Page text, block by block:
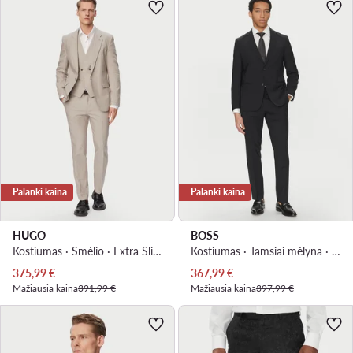
Palanki kaina
HUGO
Kostiumas · Smėlio · Extra Slim Fit
Dabartinė kaina
375,99€
Mažiausia kaina391,99 €
Palanki kaina
BOSS
Kostiumas · Tamsiai mėlyna · Slim Fit
Dabartinė kaina
367,99€
Mažiausia kaina397,99 €